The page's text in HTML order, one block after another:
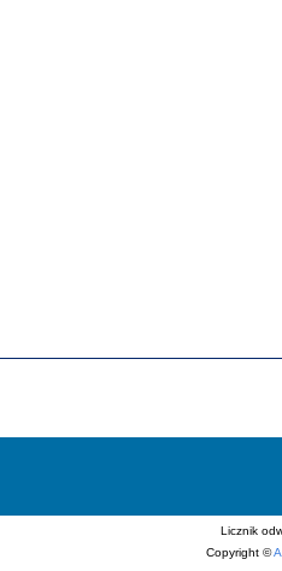
Licznik
Copyright ©